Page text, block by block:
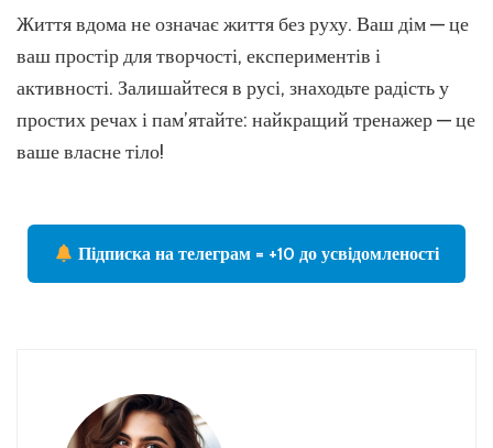
Життя вдома не означає життя без руху. Ваш дім — це
ваш простір для творчості, експериментів і
активності. Залишайтеся в русі, знаходьте радість у
простих речах і пам’ятайте: найкращий тренажер — це
ваше власне тіло!
Підписка на телеграм = +10 до усвідомленості